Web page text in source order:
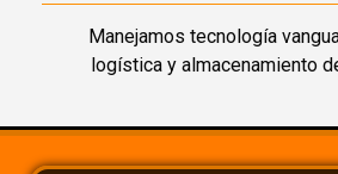
Manejamos tecnología
logística y almacenamiento